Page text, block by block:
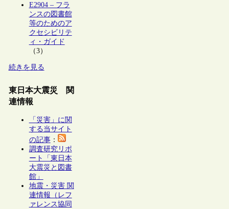
E2904 – フラ
ンスの図書館
等のためのア
クセシビリテ
ィ・ガイド
（3）
続きを見る
東日本大震災 関
連情報
「災害」に関
する当サイト
の記事：
調査研究リポ
ート「東日本
大震災と図書
館」
地震・災害 関
連情報（レフ
ァレンス協同